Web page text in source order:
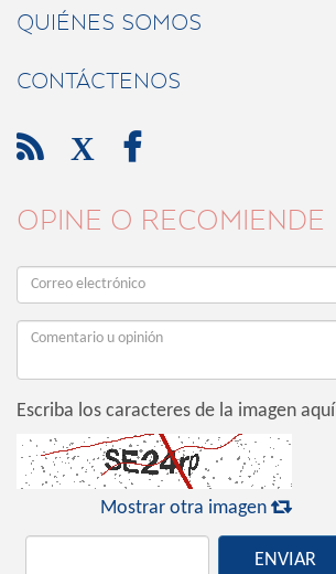
QUIÉNES SOMOS
CONTÁCTENOS
 X 
OPINE O RECOMIENDE
Escriba los caracteres de la imagen aquí
Mostrar otra imagen 
ENVIAR